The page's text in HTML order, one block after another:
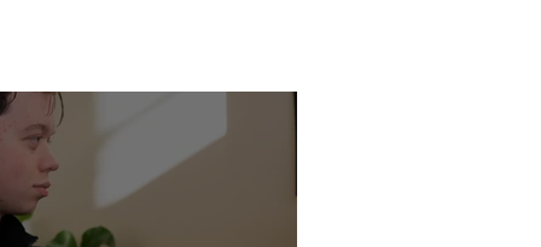
Marketing | Bessems Blog